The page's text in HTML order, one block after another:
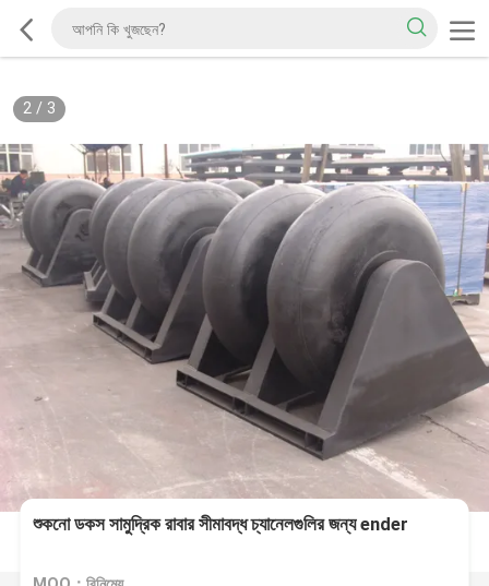
2/ 3
শুকনো ডকস সামুদ্রিক রাবার সীমাবদ্ধ চ্যানেলগুলির জন্য ender